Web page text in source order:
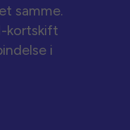
samme.
kortskift
i